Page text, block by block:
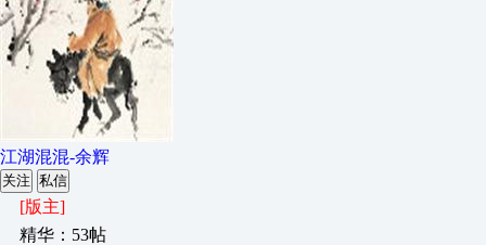
江湖混混-余辉
关注 私信
[版主]
精华：53帖